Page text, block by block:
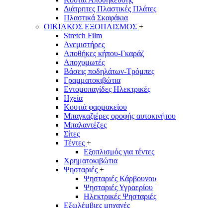
Διάτρητες Πλαστικές Πλάτες
Πλαστικά Σκαφάκια
ΟΙΚΙΑΚΟΣ ΕΞΟΠΛΙΣΜΟΣ +
Stretch Film
Ανεμιστήρες
Αποθήκες κήπου-Γκαράζ
Αποχυμωτές
Βάσεις ποδηλάτων-Τρόμπες
Γραμματοκιβώτια
Εντομοπαγίδες Ηλεκτρικές
Ηχεία
Κουτιά φαρμακείου
Μπαγκαζιέρες οροφής αυτοκινήτου
Μπαλαντέζες
Σίτες
Τέντες +
Εξοπλισμός για τέντες
Χρηματοκιβώτια
Ψησταριές +
Ψησταριές Κάρβουνου
Ψησταριές Υγραερίου
Ηλεκτρικές Ψησταριές
Εξωλέμβιες μηχανές